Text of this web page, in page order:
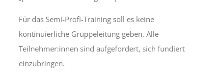
Für das Semi-Profi-Training soll es keine
kontinuierliche Gruppeleitung geben. Alle
Teilnehmer:innen sind aufgefordert, sich fundiert
einzubringen.